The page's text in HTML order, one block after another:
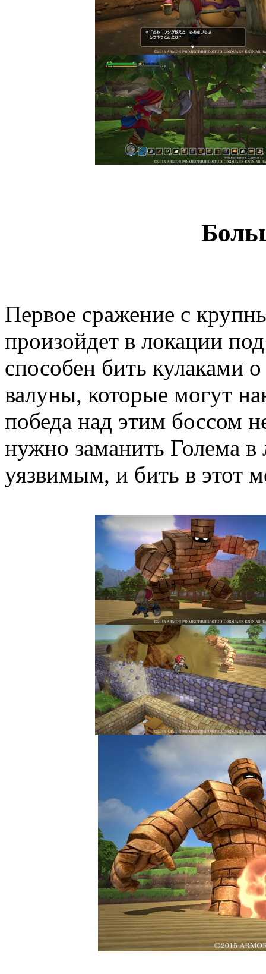
Первое сражение с
произойдет в локации
способен бить кулаками
валуны, которые могут
победа над этим боссом
нужно заманить Голема
уязвимым, и бить в этот